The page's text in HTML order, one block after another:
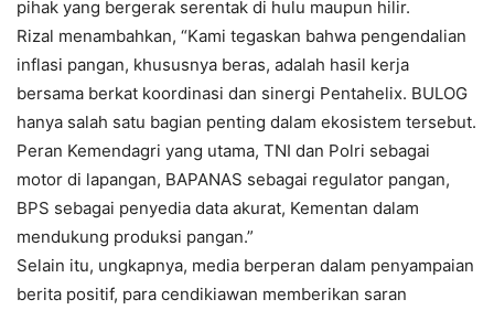
pihak yang bergerak serentak di hulu maupun hilir.
Rizal menambahkan, “Kami tegaskan bahwa pengendalian
inflasi pangan, khususnya beras, adalah hasil kerja
bersama berkat koordinasi dan sinergi Pentahelix. BULOG
hanya salah satu bagian penting dalam ekosistem tersebut.
Peran Kemendagri yang utama, TNI dan Polri sebagai
motor di lapangan, BAPANAS sebagai regulator pangan,
BPS sebagai penyedia data akurat, Kementan dalam
mendukung produksi pangan.”
Selain itu, ungkapnya, media berperan dalam penyampaian
berita positif, para cendikiawan memberikan saran